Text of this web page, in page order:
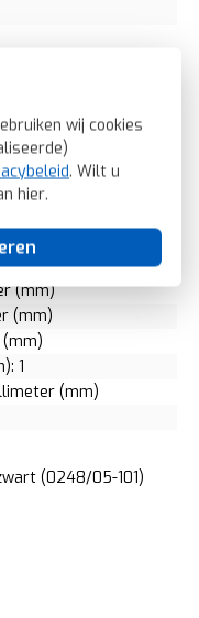
wij cookies
. Wilt u
hier.
IP20
(mm)
(mm)
1
(mm)
(0248/05-101)